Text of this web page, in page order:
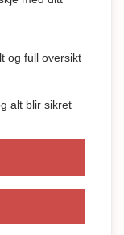
og full oversikt
alt blir sikret